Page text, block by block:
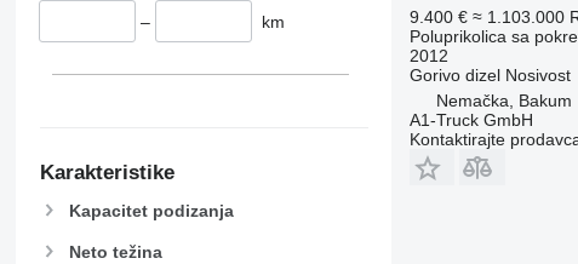
– km
Karakteristike
Kapacitet podizanja
Neto težina
9.400 € ≈ 1.103.000
Poluprikolica sa
2012
Gorivo dizel Nosivost
Nemačka, Bakum
A1-Truck GmbH
Kontaktirajte